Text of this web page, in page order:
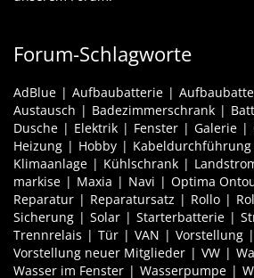
Forum-Schlagworte
AdBlue Aufbaubatterie
Austausch
Badezimmerschrank
Dusche
Elektrik Fenster Galerie
Heizung
Hobby Kabeldurchführung
Klimaanlage
Kühlschrank
markise
Maxia Navi Optima
Reparatur
Reparatursatz Rollo
Sicherung
Solar Starterbatterie
Trennrelais
Tür VAN
Vorstellung
Vorstellung neuer Mitglieder
VW
Wasser im Fenster
Wasserpumpe